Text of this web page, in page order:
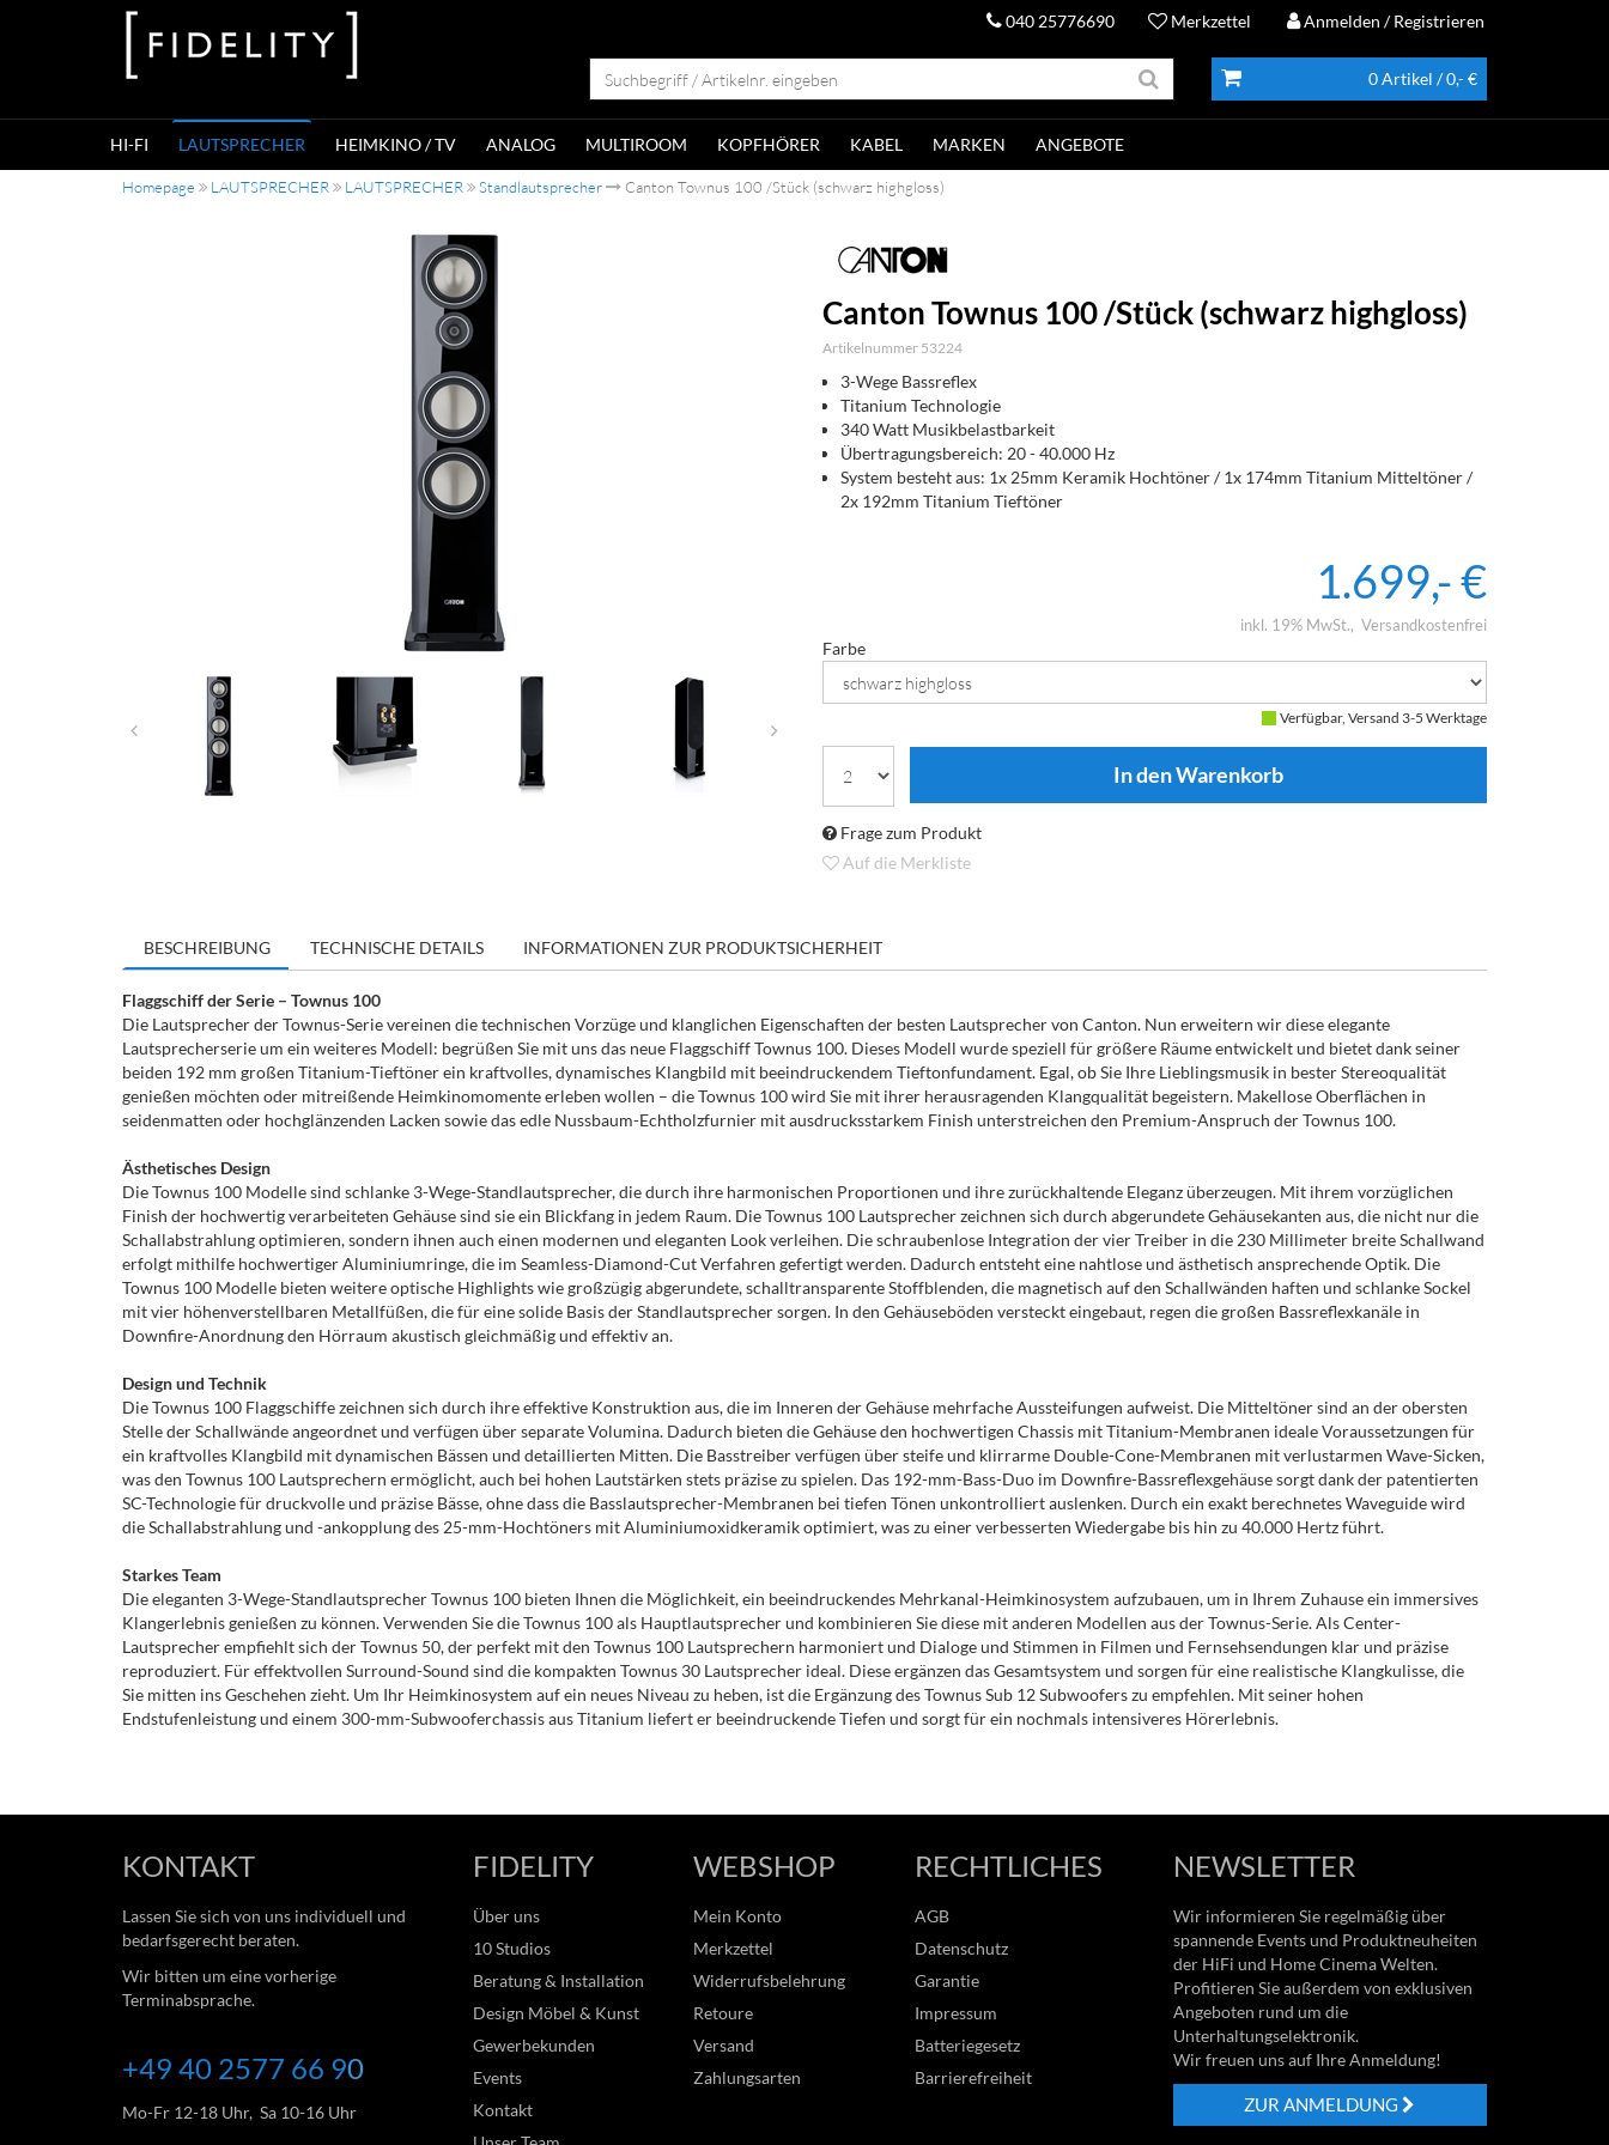
040 25776690 Merkzettel Anmelden / Registrieren
0 Artikel / 0,- €
HI-FI LAUTSPRECHER HEIMKINO / TV ANALOG MULTIROOM KOPFHÖRER KABEL MARKEN ANGEBOTE
Homepage LAUTSPRECHER LAUTSPRECHER Standlautsprecher Canton Townus 100 /Stück (schwarz highgloss)
Canton Townus 100 /Stück (schwarz highgloss)
Artikelnummer 53224
3-Wege Bassreflex
Titanium Technologie
340 Watt Musikbelastbarkeit
Übertragungsbereich: 20 - 40.000 Hz
System besteht aus: 1x 25mm Keramik Hochtöner / 1x 174mm Titanium Mitteltöner /
2x 192mm Titanium Tieftöner
1.699,- €
inkl. 19% MwSt. Versandkostenfrei
Farbe
Verfügbar, Versand 3-5 Werktage
Frage zum Produkt
Auf die Merkliste
BESCHREIBUNG TECHNISCHE DETAILS INFORMATIONEN ZUR PRODUKTSICHERHEIT
Flaggschiff der Serie – Townus 100
Die Lautsprecher der Townus-Serie vereinen die technischen Vorzüge und klanglichen Eigenschaften der besten Lautsprecher von Canton. Nun erweitern wir diese elegante
Lautsprecherserie um ein weiteres Modell: begrüßen Sie mit uns das neue Flaggschiff Townus 100. Dieses Modell wurde speziell für größere Räume entwickelt und bietet dank seiner
beiden 192 mm großen Titanium-Tieftöner ein kraftvolles, dynamisches Klangbild mit beeindruckendem Tieftonfundament. Egal, ob Sie Ihre Lieblingsmusik in bester Stereoqualität
genießen möchten oder mitreißende Heimkinomomente erleben wollen – die Townus 100 wird Sie mit ihrer herausragenden Klangqualität begeistern. Makellose Oberflächen in
seidenmatten oder hochglänzenden Lacken sowie das edle Nussbaum-Echtholzfurnier mit ausdrucksstarkem Finish unterstreichen den Premium-Anspruch der Townus 100.
Ästhetisches Design
Die Townus 100 Modelle sind schlanke 3-Wege-Standlautsprecher, die durch ihre harmonischen Proportionen und ihre zurückhaltende Eleganz überzeugen. Mit ihrem vorzüglichen
Finish der hochwertig verarbeiteten Gehäuse sind sie ein Blickfang in jedem Raum. Die Townus 100 Lautsprecher zeichnen sich durch abgerundete Gehäusekanten aus, die nicht nur die
Schallabstrahlung optimieren, sondern ihnen auch einen modernen und eleganten Look verleihen. Die schraubenlose Integration der vier Treiber in die 230 Millimeter breite Schallwand
erfolgt mithilfe hochwertiger Aluminiumringe, die im Seamless-Diamond-Cut Verfahren gefertigt werden. Dadurch entsteht eine nahtlose und ästhetisch ansprechende Optik. Die
Townus 100 Modelle bieten weitere optische Highlights wie großzügig abgerundete, schalltransparente Stoffblenden, die magnetisch auf den Schallwänden haften und schlanke Sockel
mit vier höhenverstellbaren Metallfüßen, die für eine solide Basis der Standlautsprecher sorgen. In den Gehäuseböden versteckt eingebaut, regen die großen Bassreflexkanäle in
Downfire-Anordnung den Hörraum akustisch gleichmäßig und effektiv an.
Design und Technik
Die Townus 100 Flaggschiffe zeichnen sich durch ihre effektive Konstruktion aus, die im Inneren der Gehäuse mehrfache Aussteifungen aufweist. Die Mitteltöner sind an der obersten
Stelle der Schallwände angeordnet und verfügen über separate Volumina. Dadurch bieten die Gehäuse den hochwertigen Chassis mit Titanium-Membranen ideale Voraussetzungen für
ein kraftvolles Klangbild mit dynamischen Bässen und detaillierten Mitten. Die Basstreiber verfügen über steife und klirrarme Double-Cone-Membranen mit verlustarmen Wave-Sicken,
was den Townus 100 Lautsprechern ermöglicht, auch bei hohen Lautstärken stets präzise zu spielen. Das 192-mm-Bass-Duo im Downfire-Bassreflexgehäuse sorgt dank der patentierten
SC-Technologie für druckvolle und präzise Bässe, ohne dass die Basslautsprecher-Membranen bei tiefen Tönen unkontrolliert auslenken. Durch ein exakt berechnetes Waveguide wird
die Schallabstrahlung und -ankopplung des 25-mm-Hochtöners mit Aluminiumoxidkeramik optimiert, was zu einer verbesserten Wiedergabe bis hin zu 40.000 Hertz führt.
Starkes Team
Die eleganten 3-Wege-Standlautsprecher Townus 100 bieten Ihnen die Möglichkeit, ein beeindruckendes Mehrkanal-Heimkinosystem aufzubauen, um in Ihrem Zuhause ein immersives
Klangerlebnis genießen zu können. Verwenden Sie die Townus 100 als Hauptlautsprecher und kombinieren Sie diese mit anderen Modellen aus der Townus-Serie. Als Center-
Lautsprecher empfiehlt sich der Townus 50, der perfekt mit den Townus 100 Lautsprechern harmoniert und Dialoge und Stimmen in Filmen und Fernsehsendungen klar und präzise
reproduziert. Für effektvollen Surround-Sound sind die kompakten Townus 30 Lautsprecher ideal. Diese ergänzen das Gesamtsystem und sorgen für eine realistische Klangkulisse, die
Sie mitten ins Geschehen zieht. Um Ihr Heimkinosystem auf ein neues Niveau zu heben, ist die Ergänzung des Townus Sub 12 Subwoofers zu empfehlen. Mit seiner hohen
Endstufenleistung und einem 300-mm-Subwooferchassis aus Titanium liefert er beeindruckende Tiefen und sorgt für ein nochmals intensiveres Hörerlebnis.
KONTAKT
Lassen Sie sich von uns individuell und
bedarfsgerecht beraten.
Wir bitten um eine vorherige
Terminabsprache.
+49 40 2577 66 90
Mo-Fr 12-18 Uhr, Sa 10-16 Uhr
FIDELITY
Über uns
10 Studios
Beratung & Installation
Design Möbel & Kunst
Gewerbekunden
Events
Kontakt
WEBSHOP
Mein Konto
Merkzettel
Widerrufsbelehrung
Retoure
Versand
Zahlungsarten
RECHTLICHES
AGB
Datenschutz
Garantie
Impressum
Batteriegesetz
Barrierefreiheit
NEWSLETTER
Wir informieren Sie regelmäßig über
spannende Events und Produktneuheiten
der HiFi und Home Cinema Welten.
Profitieren Sie außerdem von exklusiven
Angeboten rund um die
Unterhaltungselektronik.
Wir freuen uns auf Ihre Anmeldung!
ZUR ANMELDUNG